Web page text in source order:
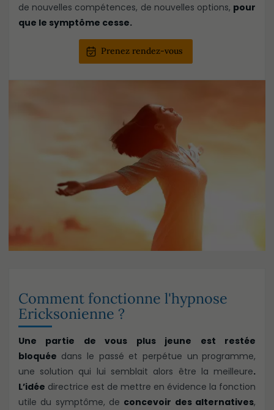
de nouvelles compétences, de nouvelles options, pour
que le symptôme cesse.
Prenez rendez-vous
Comment fonctionne l'hypnose
Ericksonienne ?
Une partie de vous plus jeune est restée
bloquée dans le passé et perpétue un programme,
une solution qui lui semblait alors être la meilleure.
L’idée directrice est de mettre en évidence la fonction
utile du symptôme, de concevoir des alternatives,